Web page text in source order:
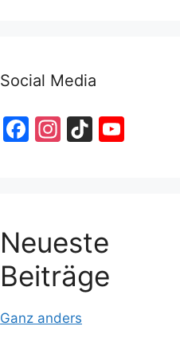
Social Media
F
b
o
o
k
In
a
m
Ti
k
Neueste
Beiträge
Ganz anders